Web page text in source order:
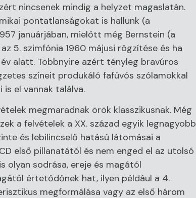
nincsenek mindig a helyzet magaslatán.
pontatlanságokat is hallunk (a
januárjában, mielőtt még Bernstein (a
5. szimfónia 1960 májusi rögzítése és ha
alatt. Többnyire azért tényleg bravúros
színeit produkáló fafúvós szólamokkal
el vannak találva.
megmaradnak örök klasszikusnak. Még
a felvételek a XX. század egyik legnagyobb
és lebilincselő hatású látomásai a
első pillanatától és nem enged el az utolsó
olyan sodrása, ereje és magától
értetődőnek hat, ilyen például a 4.
megformálása vagy az első három